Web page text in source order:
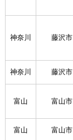
神奈川 藤沢市
神奈川 藤沢市
富山 富山市
富山 富山市